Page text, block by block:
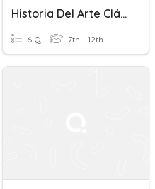
Historia Del Arte Clásico
6 Q 7th - 12th